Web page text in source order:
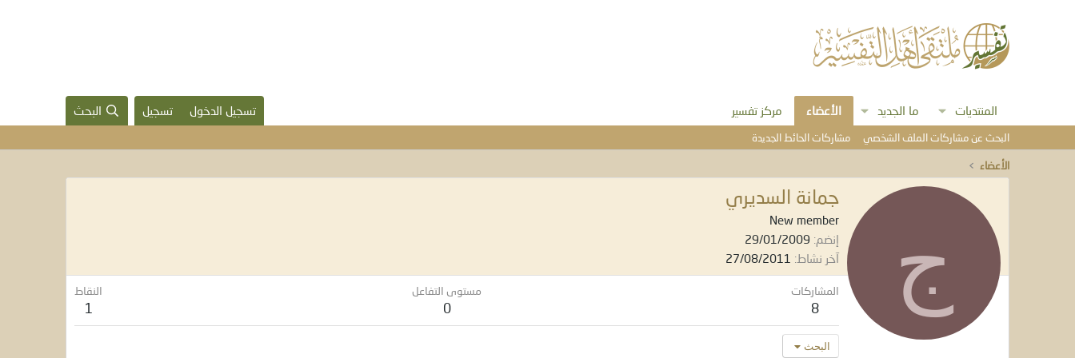
المنتديات ما الجديد الأعضاء مركز تفسير تسجيل الدخول تسجيل البحث
البحث عن مشاركات الملف الشخصي مشاركات الحائط الجديدة
الأعضاء
ج
جمانة السديري
New member
إنضم 29/01/2009
آخر نشاط
27/08/2011
المشاركات
8
مستوى التفاعل
0
النقاط
1
البحث